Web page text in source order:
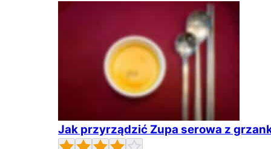
Jak przyrządzić Zupa serowa z